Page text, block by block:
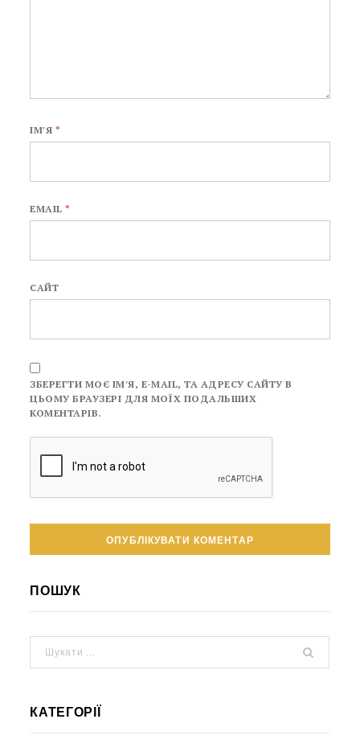
ІМ'Я *
EMAIL*
САЙТ
ЗБЕРЕГТИ МОЄ ІМ'Я, E-MAIL, ТА АДРЕСУ САЙТУ В
ЦЬОМУ БРАУЗЕРІ ДЛЯ МОЇХ ПОДАЛЬШИХ
КОМЕНТАРІВ.
ПОШУК
КАТЕГОРІЇ